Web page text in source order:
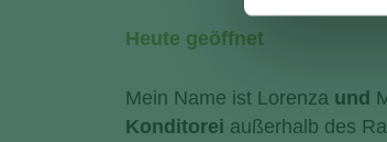
Heute geöffnet
Mein Name ist Lorenza und
Konditorei außerhalb des